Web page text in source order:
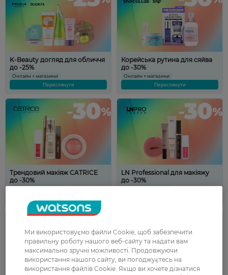
K-Beauty догляд для обличчя
до -25%
Онлайн + магазини
Переглянути
Корейська рутина для сяйва
до -30%
Онлайн + магазини
Переглянути
Трендовий макіяж CATRICE
до -30%
LN Professional для макіяжу
до -30%
Ми використовуємо файли Cookie, щоб забезпечити
правильну роботу нашого веб-сайту та надати вам
максимально зручні можливості. Продовжуючи
використання нашого сайту, ви погоджуєтесь на
використання файлів Cookie. Якщо ви хочете дізнатися